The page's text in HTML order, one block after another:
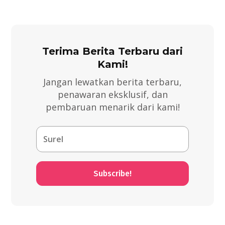
Terima Berita Terbaru dari
Kami!
Jangan lewatkan berita terbaru,
penawaran eksklusif, dan
pembaruan menarik dari kami!
Subscribe!